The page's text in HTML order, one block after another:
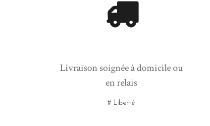
Livraison soignée à domicile ou
en relais
# Liberté